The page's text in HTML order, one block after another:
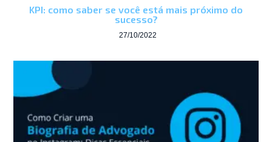
KPI: como saber se você está mais próximo do
sucesso?
27/10/2022